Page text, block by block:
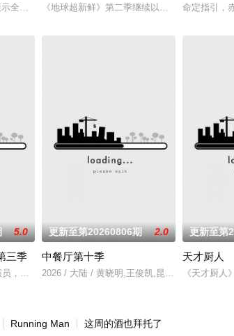
凌赫、丁程鑫、周柯宇组成的玩家团将共同进入游戏世
全新升级！厨神级的美味将持续上演，每一道都值得期
《地球超新鲜》第二季继续以快乐解压为核心
命定指引，
秀俱乐部的优秀单口喜剧演员和漫才组合。每一位“小
5.0
三季
，聚集资深老人和新锐潜力新人，阵容多元丰富。本季
更新至第20260806期 2.0
中餐厅第十季
2026 / 大陆 / 黄晓明,王俊凯,昆凌,靳梦佳,张雅
更新至第
天才厨人
《天才厨
Running Man 这周的酒也拜托了